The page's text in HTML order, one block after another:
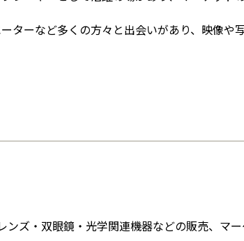
ーなど多くの方々と出会いがあり、映像や
ズ・双眼鏡・光学関連機器などの販売、マ